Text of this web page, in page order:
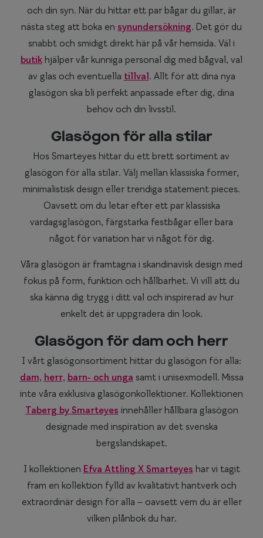
och din syn. När du hittar ett par bågar du gillar, är
nästa steg att boka en synundersökning. Det gör du
snabbt och smidigt direkt här på vår hemsida. Väl i
butik hjälper vår kunniga personal dig med bågval, val
av glas och eventuella tillval. Allt för att dina nya
glasögon ska bli perfekt anpassade efter dig, dina
behov och din livsstil.
Glasögon för alla stilar
Hos Smarteyes hittar du ett brett sortiment av
glasögon för alla stilar. Välj mellan klassiska former,
minimalistisk design eller trendiga statement pieces.
Oavsett om du letar efter ett par klassiska
vardagsglasögon, färgstarka festbågar eller bara
något för variation har vi något för dig.
Våra glasögon är framtagna i skandinavisk design med
fokus på form, funktion och hållbarhet. Vi vill att du
ska känna dig trygg i ditt val och inspirerad av hur
enkelt det är uppgradera din look.
Glasögon för dam och herr
I vårt glasögonsortiment hittar du glasögon för alla:
dam, herr, barn- och unga samt i unisexmodell. Missa
inte våra exklusiva glasögonkollektioner. Kollektionen
Taberg by Smarteyes innehåller hållbara glasögon
designade med inspiration av det svenska
bergslandskapet.
I kollektionen Efva Attling X Smarteyes har vi tagit
fram en kollektion fylld av kvalitativt hantverk och
extraordinär design för alla – oavsett vem du är eller
vilken plånbok du har.